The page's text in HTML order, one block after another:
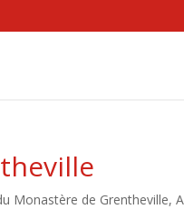
Monastère de Grentheville,